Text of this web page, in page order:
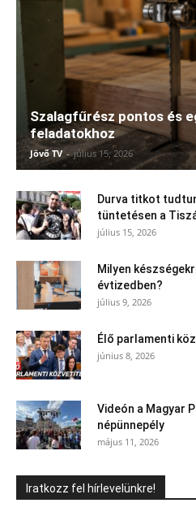
Szalagfűrész pontos és
feladatokhoz
Jövő TV - július 15, 2026
Durva titkot
tüntetésen a
július 15, 2026
Milyen
évtizedben?
július 9, 2026
Élő parlamenti
június 8, 2026
Videón a Magyar
népünnepély
május 11, 2026
Iratkozz fel hírlevelünkre!